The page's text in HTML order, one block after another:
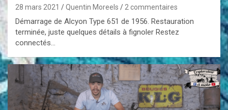
28 mars 2021 Quentin Moreels 2 commentaires
Démarrage de Alcyon Type 651 de 1956. Restauration
terminée, juste quelques détails à fignoler Restez
connectés…